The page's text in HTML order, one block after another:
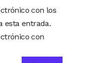
con los
esta entrada.
con